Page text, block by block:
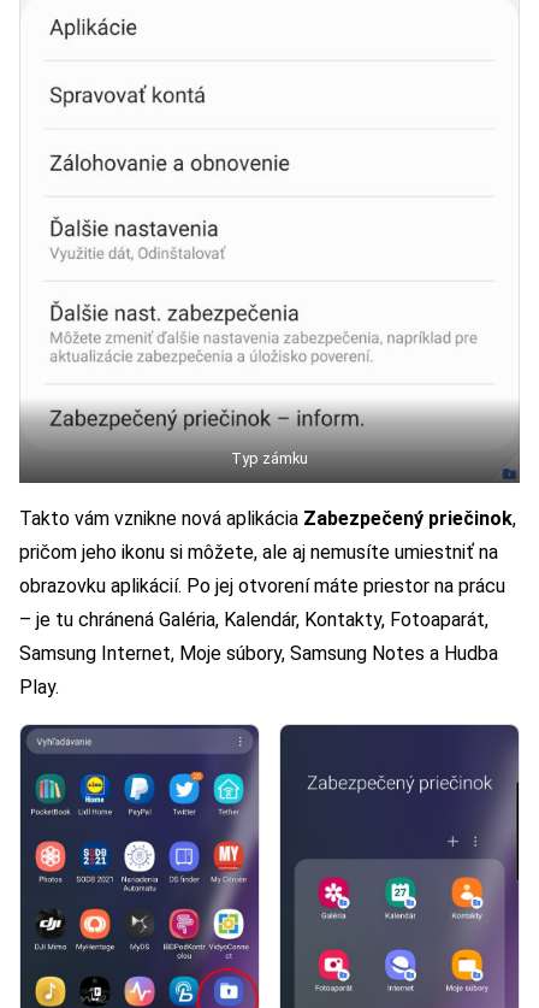
Typ zámku
Takto vám vznikne nová aplikácia Zabezpečený priečinok,
pričom jeho ikonu si môžete, ale aj nemusíte umiestniť na
obrazovku aplikácií. Po jej otvorení máte priestor na prácu
– je tu chránená Galéria, Kalendár, Kontakty, Fotoaparát,
Samsung Internet, Moje súbory, Samsung Notes a Hudba
Play.